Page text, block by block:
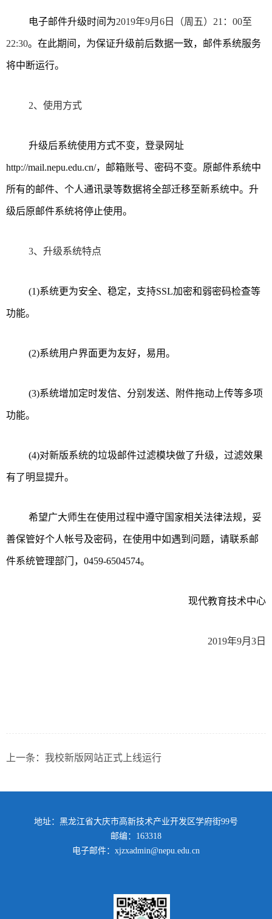
电子邮件升级时间为2019年9月6日（周五）21：00至
22:30。在此期间，为保证升级前后数据一致，邮件系统服务
将中断运行。
2、使用方式
升级后系统使用方式不变，登录网址
http://mail.nepu.edu.cn/，邮箱账号、密码不变。原邮件系统中
所有的邮件、个人通讯录等数据将全部迁移至新系统中。升
级后原邮件系统将停止使用。
3、升级系统特点
(1)系统更为安全、稳定，支持SSL加密和弱密码检查等
功能。
(2)系统用户界面更为友好，易用。
(3)系统增加定时发信、分别发送、附件拖动上传等多项
功能。
(4)对新版系统的垃圾邮件过滤模块做了升级，过滤效果
有了明显提升。
希望广大师生在使用过程中遵守国家相关法律法规，妥
善保管好个人帐号及密码，在使用中如遇到问题，请联系邮
件系统管理部门， 0459-6504574。
现代教育技术中心
2019年9月 3 日
上一条： 我校新版网站正式上线运行
地址：黑龙江省大庆市高新技术产业开发区学府街99号
邮编：163318
电子邮件：xjzxadmin@nepu.edu.cn